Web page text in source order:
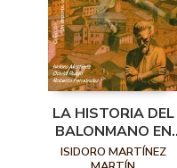
LA HISTORIA DEL
BALONMANO EN
LEÓN
ISIDORO MARTÍNEZ